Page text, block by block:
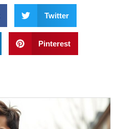
Twitter
Pinterest